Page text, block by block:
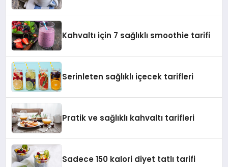
Kahvaltı için 7 sağlıklı smoothie tarifi
Serinleten sağlıklı içecek tarifleri
Pratik ve sağlıklı kahvaltı tarifleri
Sadece 150 kalori diyet tatlı tarifi